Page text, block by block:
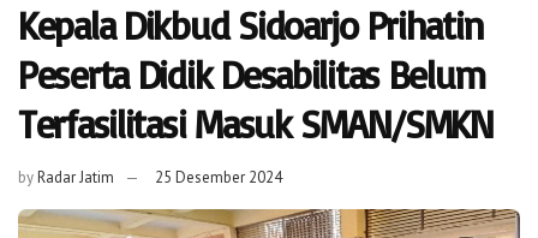
Kepala Dikbud Sidoarjo Prihatin
Peserta Didik Desabilitas Belum
Terfasilitasi Masuk SMAN/SMKN
byRadar Jatim 25 Desember 2024